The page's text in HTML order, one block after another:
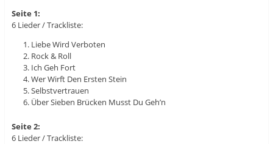
Seite 1:
6 Lieder / Trackliste:
Liebe Wird Verboten
Rock & Roll
Ich Geh Fort
Wer Wirft Den Ersten Stein
Selbstvertrauen
Über Sieben Brücken Musst Du Geh’n
Seite 2:
6 Lieder / Trackliste: